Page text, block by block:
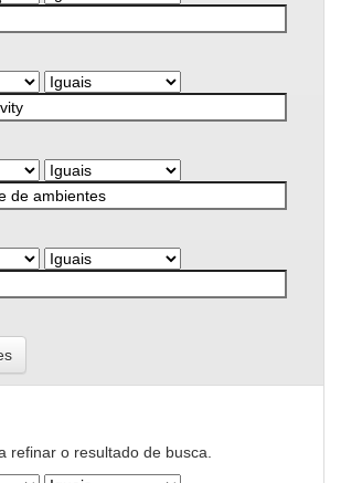
refinar o resultado de busca.